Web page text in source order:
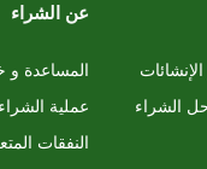
عن الشراء
المساعدة و
عملية
النفقات
الشراء